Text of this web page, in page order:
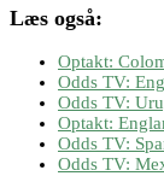
Læs også:
Optakt:
Odds TV:
Odds TV:
Optakt:
Odds TV:
Odds TV: